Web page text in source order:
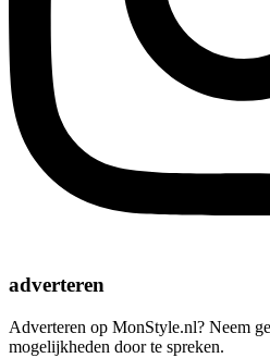
adverteren
Adverteren op MonStyle.nl? Neem
mogelijkheden door te spreken.